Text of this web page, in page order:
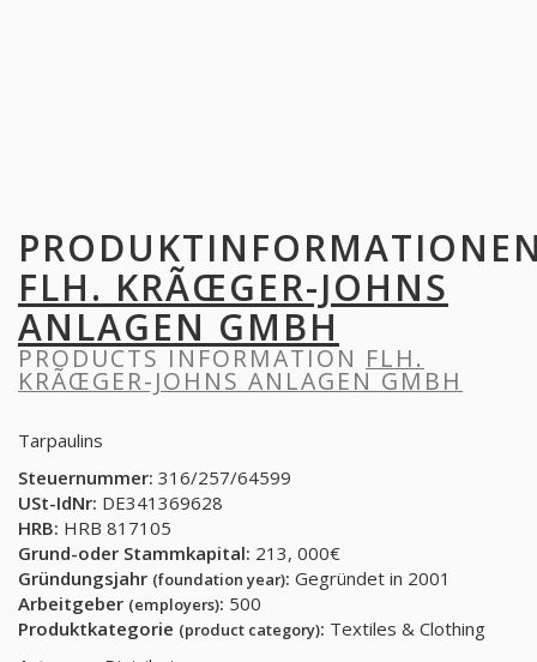
FLH. KRÃŒGER-JOHNS
ANLAGEN GMBH
PRODUCTS INFORMATION FLH.
KRÃŒGER-JOHNS ANLAGEN GMBH
Tarpaulins
Steuernummer: 316/257/64599
USt-IdNr: DE341369628
HRB: HRB 817105
Grund-oder Stammkapital: 213, 000€
Gründungsjahr (foundation year): Gegründet in 2001
Arbeitgeber (employers): 500
Produktkategorie (product category): Textiles & Clothing